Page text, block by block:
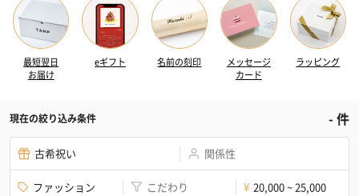
最短翌日
お届け
eギフト 名前の刻印
メッセージ
カード
ラッピング
現在の絞り込み条件 -件
古希祝い 関係性
ファッション こだわり ¥ 20,000 ~ 25,000